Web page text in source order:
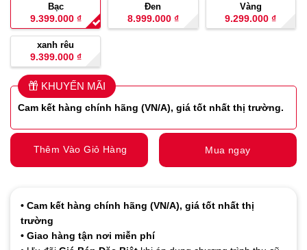
Bạc
9.399.000 ₫
Đen
8.999.000 ₫
Vàng
9.299.000₫
xanh rêu
9.399.000 ₫
KHUYẾN MÃI
Cam kết hàng chính hãng (VN/A), giá tốt nhất thị trường.
Thêm Vào Giỏ Hàng Mua ngay
• Cam kết hàng chính hãng (VN/A), giá tốt nhất thị
trường
• Giao hàng tận nơi miễn phí